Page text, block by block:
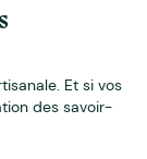
Et si vos
des savoir-